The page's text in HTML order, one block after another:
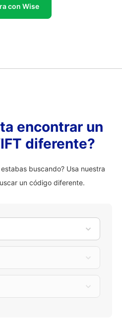
con Wise
encontrar un
diferente?
buscando? Usa nuestra
un código diferente.